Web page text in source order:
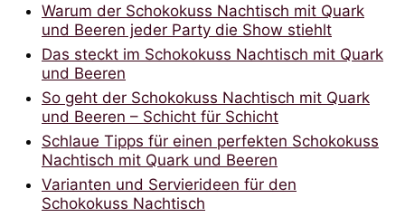
Warum der Schokokuss Nachtisch mit Quark
und Beeren jeder Party die Show stiehlt
Das steckt im Schokokuss Nachtisch mit Quark
und Beeren
So geht der Schokokuss Nachtisch mit Quark
und Beeren – Schicht für Schicht
Schlaue Tipps für einen perfekten Schokokuss
Nachtisch mit Quark und Beeren
Varianten und Servierideen für den
Schokokuss Nachtisch